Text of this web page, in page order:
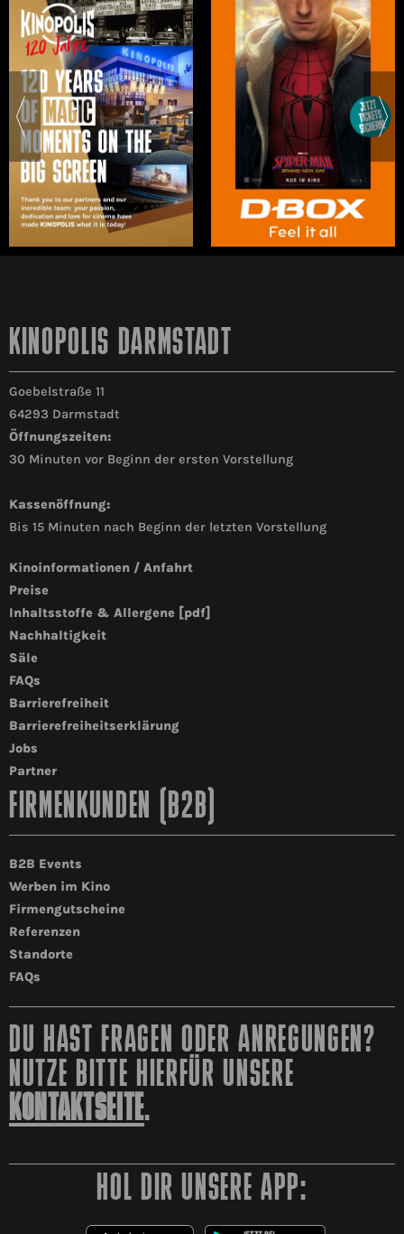
KINOPOLIS DARMSTADT
Goebelstraße 11
64293 Darmstadt
Öffnungszeiten:
30 Minuten vor Beginn der ersten Vorstellung
Kassenöffnung:
Bis 15 Minuten nach Beginn der letzten Vorstellung
Kinoinformationen / Anfahrt
Preise
Inhaltsstoffe & Allergene [pdf]
Nachhaltigkeit
Säle
FAQs
Barrierefreiheit
Barrierefreiheitserklärung
Jobs
Partner
FIRMENKUNDEN (B2B)
B2B Events
Werben im Kino
Firmengutscheine
Referenzen
Standorte
FAQs
DU HAST FRAGEN ODER ANREGUNGEN?
NUTZE BITTE HIERFÜR UNSERE
KONTAKTSEITE.
HOL DIR UNSERE APP: